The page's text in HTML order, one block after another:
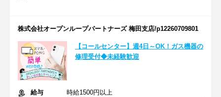
株式会社オープンループパートナーズ 梅田支店/p12260709801
【コールセンター】週4日～OK！ガス機器の
修理受付◆未経験歓迎
給与
時給1500円以上